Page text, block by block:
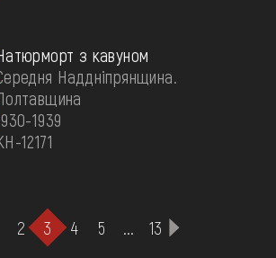
з кавуном
Наддніпрянщина.
1939
12171
2 3 4 5 13